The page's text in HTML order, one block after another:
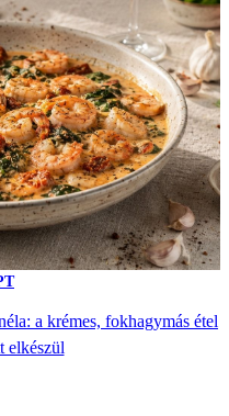
a krémes, fokhagymás étel
elkészül